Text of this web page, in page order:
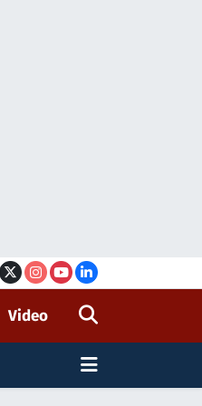
Video